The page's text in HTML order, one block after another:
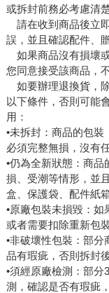
或拆封前務必考慮清
請在收到商品後立
誤，並且確認配件、
如果商品沒有損壞
您同意接受該商品，
如要辦理退換貨，
以下條件，否則可能
用：
•未拆封：商品的包
必須完整無損，沒有
•仍為全新狀態：商
損、受潮等情形，並
盒、保護袋、配件紙
•原廠包裝未損毀：如
或者需要扣除重新包
•非破壞性包裝：部
品有瑕疵，否則拆封
•須經原廠檢測：部
測，確認是否有瑕疵